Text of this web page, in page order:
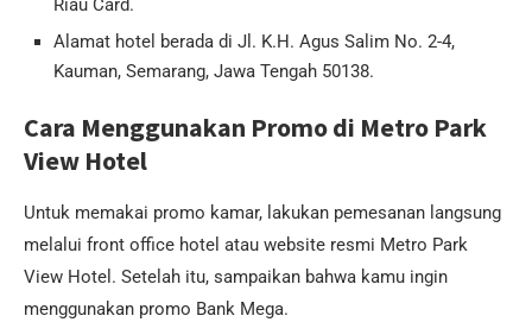
Riau Card.
Alamat hotel berada di Jl. K.H. Agus Salim No. 2-4,
Kauman, Semarang, Jawa Tengah 50138.
Cara Menggunakan Promo di Metro Park
View Hotel
Untuk memakai promo kamar, lakukan pemesanan langsung
melalui front office hotel atau website resmi Metro Park
View Hotel. Setelah itu, sampaikan bahwa kamu ingin
menggunakan promo Bank Mega.